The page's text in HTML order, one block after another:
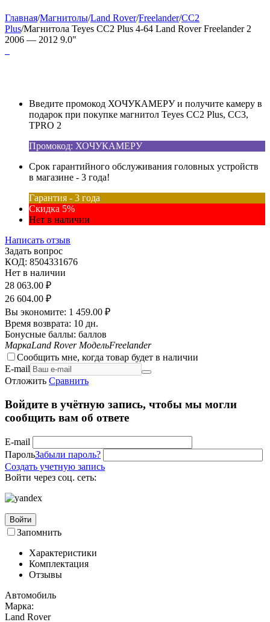
Главная/Магнитолы/Land Rover/Freelander/CC2
Plus/Магнитола Teyes CC2 Plus 4-64 Land Rover Freelander 2
2006 — 2012 9.0"
Введите промокод ХОЧУКАМЕРУ и получите камеру в
подарок при покупке магнитол Teyes CC2 Plus, CC3,
TPRO 2
Промокод: ХОЧУКАМЕРУ
Срок гарантийного обслуживания головных устройств
в магазине - 3 года!
Гарантия - 3 года
Скидка 5%
Нет в наличии
Написать отзыв
Задать вопрос
КОД: 8504331676
Нет в наличии
28 063.00 ₽
26 604.00 ₽
Вы экономите: 1 459.00 ₽
Время возврата: 10 дн.
Бонусные баллы: баллов
МаркаLand Rover МодельFreelander
Сообщить мне, когда товар будет в наличии
E-mail
Отложить Сравнить
Войдите в учётную запись, чтобы мы могли
сообщить вам об ответе
E-mail
ПарольЗабыли пароль?
Создать учетную запись
Войти через соц. сеть:
Войти
Запомнить
Характеристики
Комплектация
Отзывы
Автомобиль
Марка:
Land Rover